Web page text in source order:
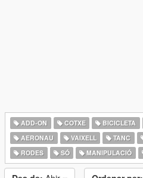
ADD-ON COTXE BICICLETA
AERONAU
VAIXELL TANC
RODES
SÓ MANIPULACIÓ